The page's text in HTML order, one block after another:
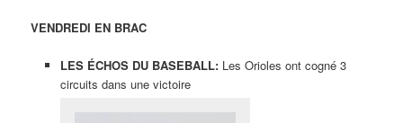
VENDREDI EN BRAC
LES ÉCHOS DU BASEBALL:Les Orioles ont cogné 3
circuits dans une victoire